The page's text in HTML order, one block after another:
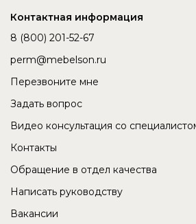
Контактная информация
8 (800) 201-52-67
perm@mebelson.ru
Перезвоните мне
Задать вопрос
Видео консультация со
Контакты
Обращение в отдел качества
Написать руководству
Вакансии